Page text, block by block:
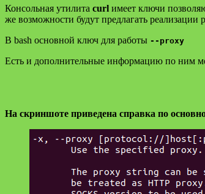
Консольная утилита curl имеет ключи
же возможности будут предлагать реализации
В bash основной ключ для работы --proxy
Есть и дополнительные информацию по ним
На скриншоте приведена справка по